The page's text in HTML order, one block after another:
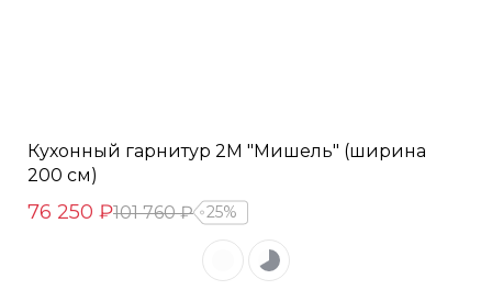
Кухонный гарнитур 2М "Мишель" (ширина
200 см)
76 250 ₽101 760 ₽ 25%